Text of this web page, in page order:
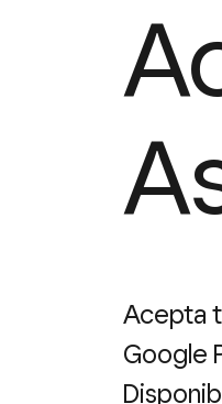
Acepta
Google